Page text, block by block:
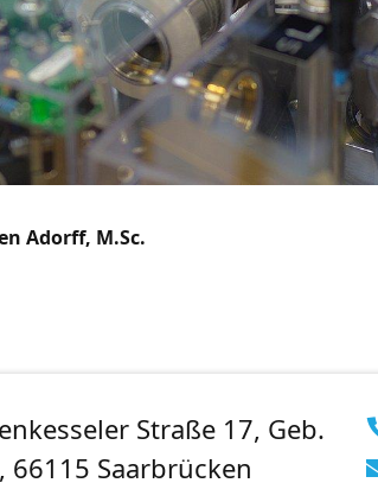
Adorff, M.Sc.
Straße 17, Geb.
66115 Saarbrücken